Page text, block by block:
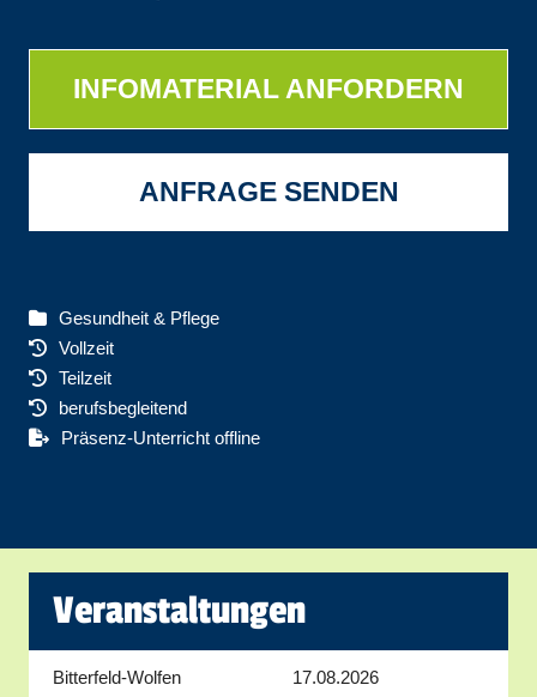
INFOMATERIAL ANFORDERN
ANFRAGE SENDEN
Gesundheit & Pflege
Vollzeit
Teilzeit
berufsbegleitend
Präsenz-Unterricht offline
Veranstaltungen
Bitterfeld-Wolfen 17.08.2026